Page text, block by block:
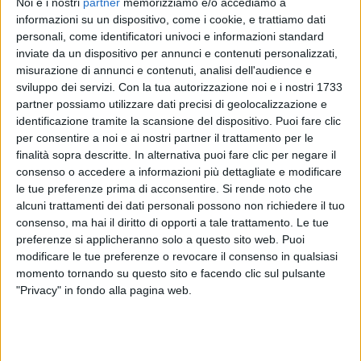
Noi e i nostri partner memorizziamo e/o accediamo a
informazioni su un dispositivo, come i cookie, e trattiamo dati
personali, come identificatori univoci e informazioni standard
inviate da un dispositivo per annunci e contenuti personalizzati,
misurazione di annunci e contenuti, analisi dell'audience e
sviluppo dei servizi. Con la tua autorizzazione noi e i nostri 1733
partner possiamo utilizzare dati precisi di geolocalizzazione e
identificazione tramite la scansione del dispositivo. Puoi fare clic
per consentire a noi e ai nostri partner il trattamento per le
finalità sopra descritte. In alternativa puoi fare clic per negare il
consenso o accedere a informazioni più dettagliate e modificare
le tue preferenze prima di acconsentire. Si rende noto che
alcuni trattamenti dei dati personali possono non richiedere il tuo
consenso, ma hai il diritto di opporti a tale trattamento. Le tue
preferenze si applicheranno solo a questo sito web. Puoi
modificare le tue preferenze o revocare il consenso in qualsiasi
momento tornando su questo sito e facendo clic sul pulsante
"Privacy" in fondo alla pagina web.
Visualizza questo post su Instagram